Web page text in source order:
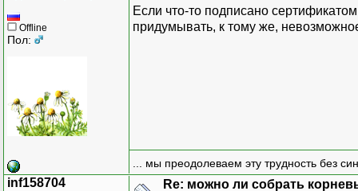
Offline
Пол:
Если что-то подписано
придумывать, к тому же,
... мы преодолеваем эту трудность без
inf158704 Re: можно ли собрать